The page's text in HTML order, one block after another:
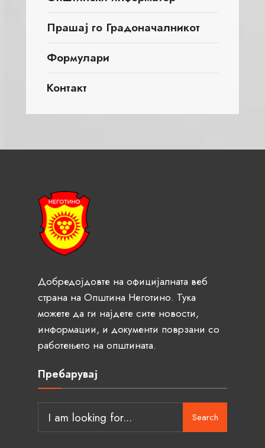
Прашај го Градоначалникот
Формулари
Контакт
Добредојдовте на официјалната веб
страна на Општина Неготино. Тука
можете да ги најдете сите новости,
информации, и документи поврзани со
работењето на општината.
Пребарувај
Search